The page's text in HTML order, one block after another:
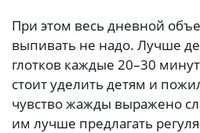
При этом весь дневной
выпивать не надо. Лучше
глотков каждые 20–30
стоит уделить детям и
чувство жажды выражено
им лучше предлагать